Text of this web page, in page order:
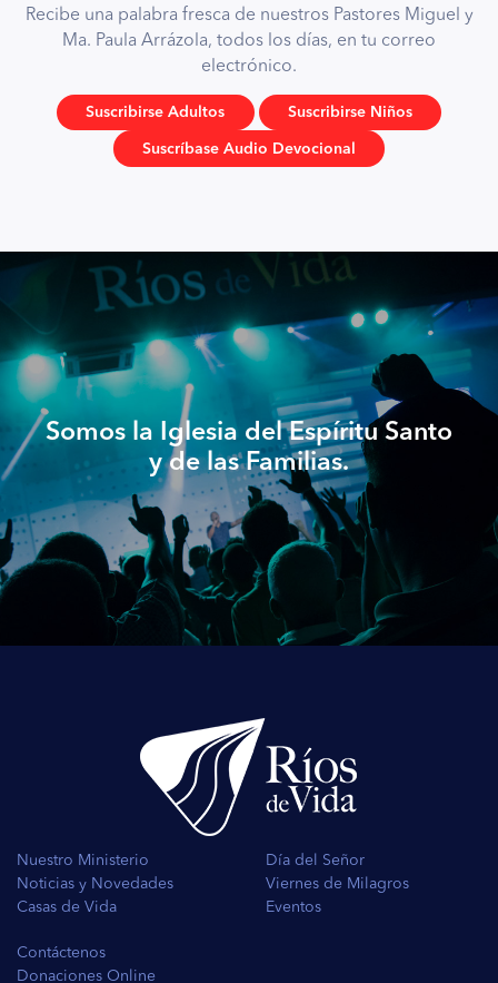
Recibe una palabra fresca de nuestros Pastores Miguel y
Ma. Paula Arrázola, todos los días, en tu correo
electrónico.
Suscribirse Adultos Suscribirse Niños
Suscríbase Audio Devocional
Somos la Iglesia del Espíritu Santo
y de las Familias.
Nuestro Ministerio
Noticias y Novedades
Casas de Vida
Día del Señor
Viernes de Milagros
Eventos
Contáctenos
Donaciones Online